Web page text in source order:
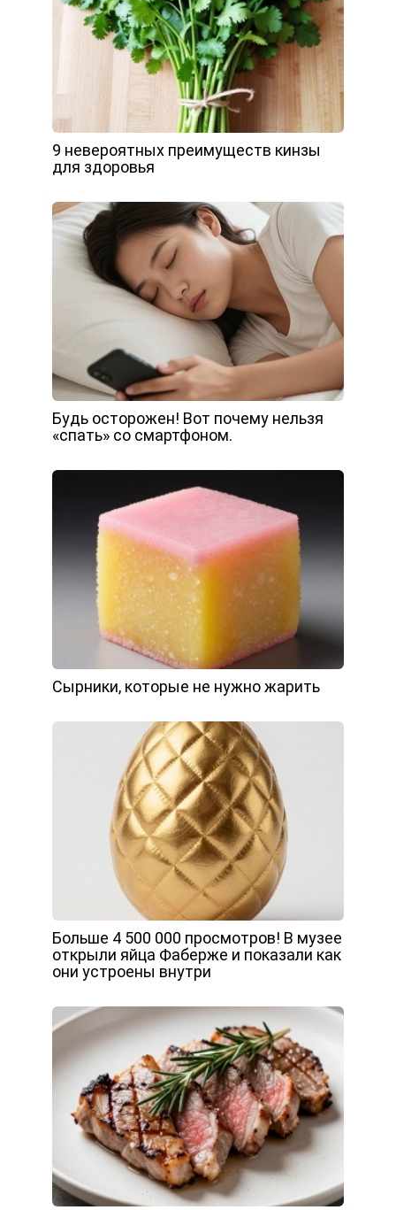
9 невероятных преимуществ кинзы
для здоровья
Будь осторожен! Вот почему нельзя
«спать» со смартфоном.
Сырники, которые не нужно жарить
Больше 4 500 000 просмотров! В музее
открыли яйца Фаберже и показали как
они устроены внутри